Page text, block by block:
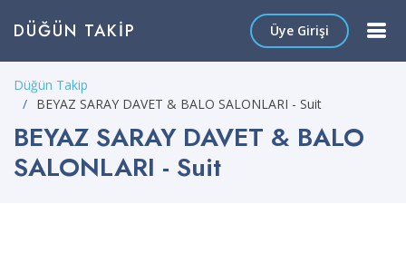
DÜĞÜN TAKIP Üye Girişi
Düğün Takip
BEYAZ SARAY DAVET & BALO SALONLARI - Suit
BEYAZ SARAY DAVET & BALO
SALONLARI - Suit